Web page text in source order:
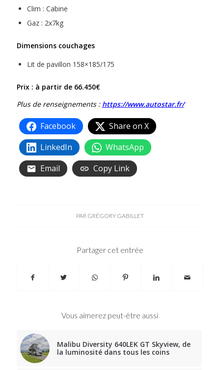
Clim : Cabine
Gaz : 2x7kg
Dimensions couchages
Lit de pavillon 158×185/175
Prix : à partir de 66.450€
Plus de renseignements : https://www.autostar.fr/
Facebook
Share on X
LinkedIn
WhatsApp
Email
Copy Link
PAR GRÉGORY GABILLET
Partager cet entrée
Vous aimerez peut-être aussi
Malibu Diversity 640LEK GT Skyview, de
la luminosité dans tous les coins